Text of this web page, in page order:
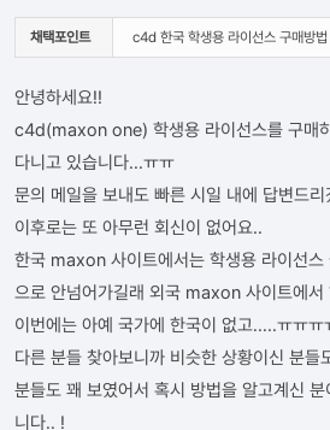
사진첩
구인 / 홍보 / 프로젝트 의뢰
유저그룹방송
채택포인트 c4d 한국 학생용 라이선스 구매방법
안녕하세요!!
c4d(maxon one) 학생용 라이선스를 구매
다니고 있습니다...ㅠㅠ
문의 메일을 보내도 빠른 시일 내에 답변드
이후로는 또 아무런 회신이 없어요..
한국 maxon 사이트에서는 학생용 라이선스
으로 안넘어가길래 외국 maxon 사이트에서
이번에는 아예 국가에 한국이 없고.....ㅠㅠㅠ
다른 분들 찾아보니까 비슷한 상황이신 분들
분들도 꽤 보였어서 혹시 방법을 알고계신
니다.. !